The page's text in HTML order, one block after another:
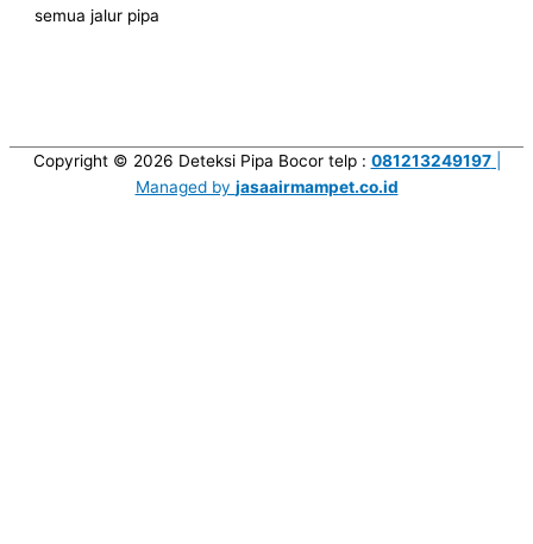
semua jalur pipa
Copyright © 2026 Deteksi Pipa Bocortelp : 081213249197|
Managed by jasaairmampet.co.id